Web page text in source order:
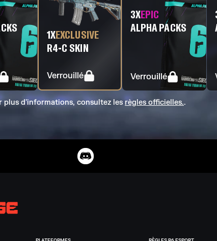
1XEXCLUSIVE
R4-C SKIN
Verrouillé
3XEPIC
ALPHA PACKS
Verrouillé
plus d'informations, consultez les règles officielles..